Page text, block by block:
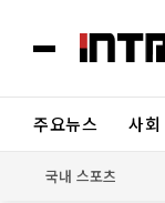
주요뉴스 사회
국내 스포츠